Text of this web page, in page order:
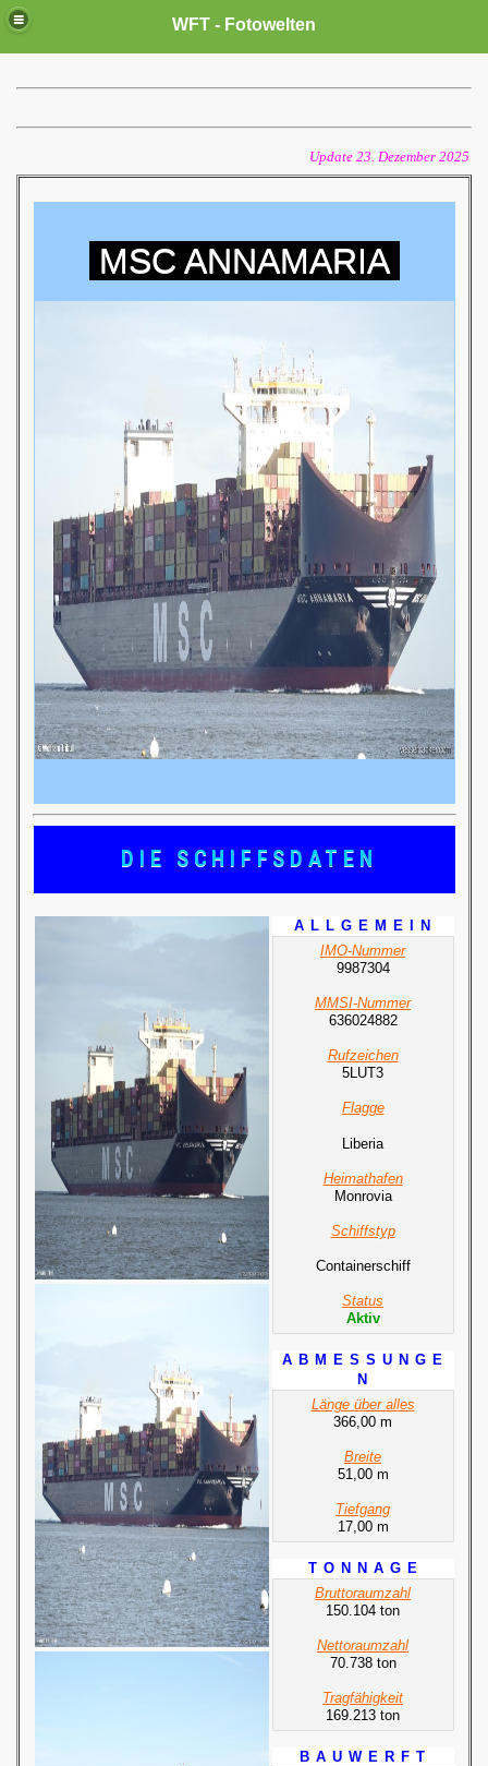
WFT - Fotowelten
Update 23. Dezember 2025
MSC ANNAMARIA
DIE SCHIFFSDATEN
A L L G E M E I N
IMO-Nummer
9987304
MMSI-Nummer
636024882
Rufzeichen
5LUT3
Flagge
Liberia
Heimathafen
Monrovia
Schiffstyp
Containerschiff
Status
Aktiv
A B M E S S U N G E
N
Länge über alles
366,00 m
Breite
51,00 m
Tiefgang
17,00 m
T O N N A G E
Bruttoraumzahl
150.104 ton
Nettoraumzahl
70.738 ton
Tragfähigkeit
169.213 ton
B A U W E R F T